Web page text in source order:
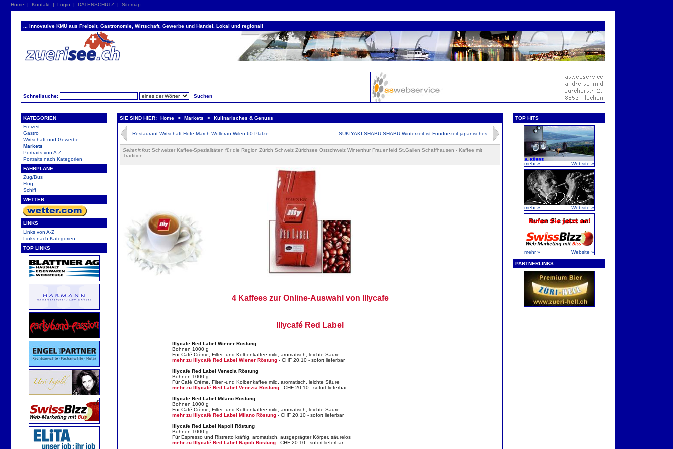
Home | Kontakt | Login | DATENSCHUTZ | Sitemap
... innovative KMU aus Freizeit, Gastronomie, Wirtschaft, Gewerbe und Handel. Lokal und regional!
Schnellsuche:
KATEGORIEN
Freizeit
Gastro
Wirtschaft und Gewerbe
Markets
Portraits von A-Z
Portraits nach Kategorien
FAHRPLÄNE
Zug/Bus
Flug
Schiff
WETTER
LINKS
Links von A-Z
Links nach Kategorien
TOP LINKS
SIE SIND HIER: Home > Markets > Kulinarisches & Genuss
Restaurant Wirtschaft Höfe March Wollerau Wilen 60 Plätze SUKIYAKI SHABU-SHABU Winterzeit ist Fonduezeit japanisches
Seiteninfos: Schweizer Kaffee-Spezialitäten für die Region Zürich Schweiz Zürichsee Ostschweiz Winterthur Frauenfeld St.Gallen Schaffhausen - Kaffee mit
Tradition
4 Kaffees zur Online-Auswahl von Illycafe
Illycafé Red Label
Illycafe Red Label Wiener Röstung
Bohnen 1000 g
Für Café Crème, Filter -und Kolbenkaffee mild, aromatisch, leichte Säure
mehr zu Illycafé Red Label Wiener Röstung - CHF 20.10 - sofort lieferbar
Illycafe Red Label Venezia Röstung
Bohnen 1000 g
Für Café Crème, Filter -und Kolbenkaffee mild, aromatisch, leichte Säure
mehr zu Illycafé Red Label Venezia Röstung - CHF 20.10 - sofort lieferbar
Illycafe Red Label Milano Röstung
Bohnen 1000 g
Für Café Crème, Filter -und Kolbenkaffee mild, aromatisch, leichte Säure
mehr zu Illycafé Red Label Milano Röstung - CHF 20.10 - sofort lieferbar
Illycafe Red Label Napoli Röstung
Bohnen 1000 g
Für Espresso und Ristretto kräftig, aromatisch, ausgeprägter Körper, säurelos
mehr zu Illycafé Red Label Napoli Röstung - CHF 20.10 - sofort lieferbar
TOP HITS
mehr » Website »
mehr » Website »
mehr » Website »
PARTNERLINKS